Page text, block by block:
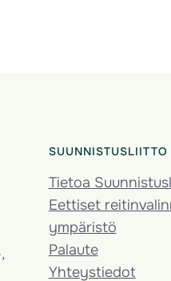
SUUNNISTUSLIITTO
Tietoa
Eettiset
ympäristö
Palaute
Yhteystiedot